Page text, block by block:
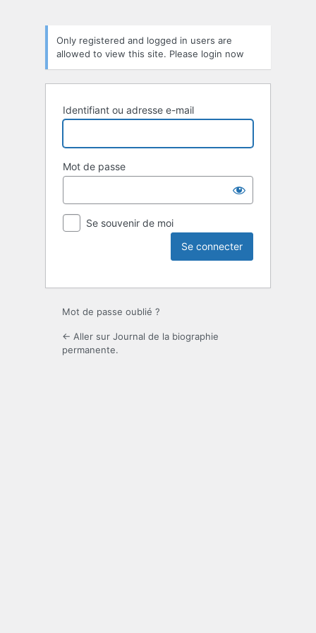
Only registered and logged in users are
allowed to view this site. Please login now
Identifiant ou adresse e-mail
Mot de passe
Se souvenir de moi
Mot de passe oublié ?
← Aller sur Journal de la biographie
permanente.